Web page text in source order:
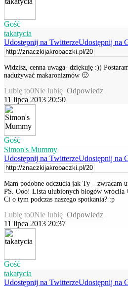
Gość
takatycia
Udostępnij na TwitterzeUdostępnij na
Widzisz, cenna uwaga- dziękuję :))
nadużywać makaronizmów 🙂
Lubię to0Nie lubię Odpowiedz
11 lipca 2013 20:50
Gość
Simon's Mummy
Udostępnij na TwitterzeUdostępnij na
Mam podobne odczucia jak Ty – zwracam
PS. Ooo! Lista ulubionych blogów wróciła
Ci o tym podczas naszego spotkania? :p
Lubię to0Nie lubię Odpowiedz
11 lipca 2013 20:37
Gość
takatycia
Udostępnij na TwitterzeUdostępnij na